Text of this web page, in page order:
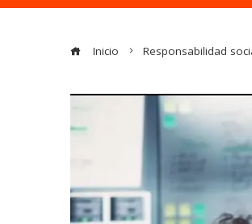
Inicio Responsabilidad